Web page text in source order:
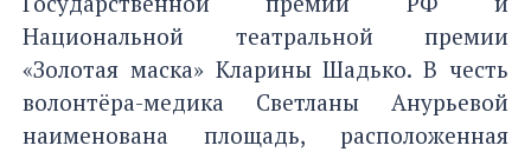
Национальной театральной премии
«Золотая маска» Кларины Шадько. В честь
волонтёра-медика Светланы Анурьевой
наименована площадь, расположенная